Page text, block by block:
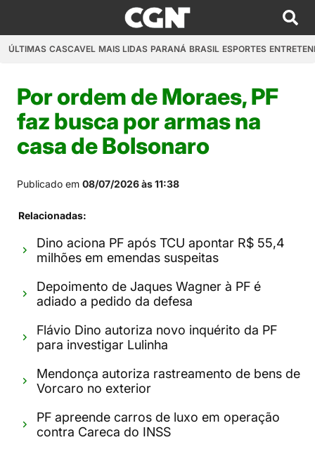
ÚLTIMAS CASCAVEL MAIS LIDAS PARANÁ BRASIL ESPORTES
Por ordem de Moraes, PF
faz busca por armas na
casa de Bolsonaro
Publicado em 08/07/2026 às 11:38
Relacionadas:
Dino aciona PF após TCU apontar R$ 55,4
milhões em emendas suspeitas
Depoimento de Jaques Wagner à PF é
adiado a pedido da defesa
Flávio Dino autoriza novo inquérito da PF
para investigar Lulinha
Mendonça autoriza rastreamento de bens de
Vorcaro no exterior
PF apreende carros de luxo em operação
contra Careca do INSS